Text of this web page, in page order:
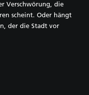
Verschwörung, die
scheint. Oder hängt
der die Stadt vor